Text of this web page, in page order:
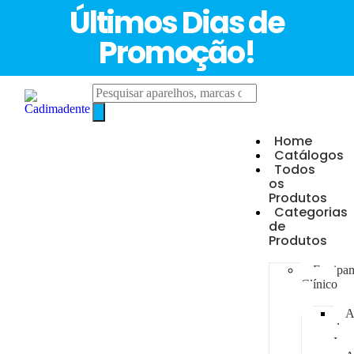
Últimos Dias de
Promoção!
Home
Catálogos
Todos
os
Produtos
Categorias
de
Produtos
Clínico
de
Luz